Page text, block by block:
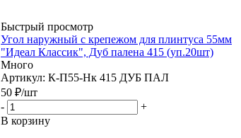
Быстрый просмотр
Угол наружный с крепежом для плинтуса 55мм
"Идеал Классик", Дуб палена 415 (уп.20шт)
Много
Артикул: К-П55-Нк 415 ДУБ ПАЛ
50 ₽/шт
-
+
В корзину